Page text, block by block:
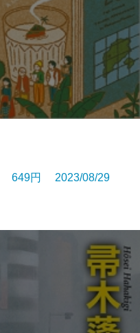
649円 2023/08/29